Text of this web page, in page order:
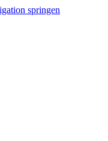
springen